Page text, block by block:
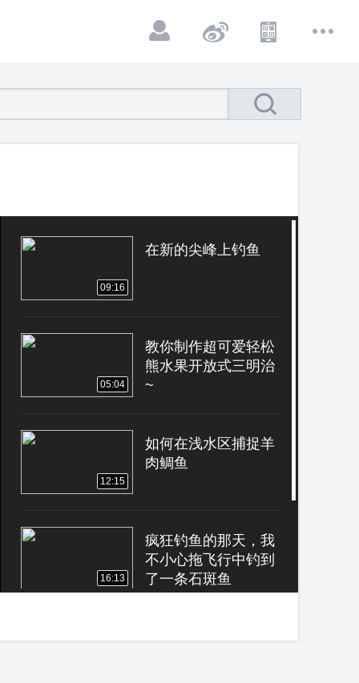
09:16
在新的尖峰上钓鱼
05:04
教你制作超可爱轻松
熊水果开放式三明治
~
12:15
如何在浅水区捕捉羊
肉鲷鱼
16:13
疯狂钓鱼的那天，我
不小心拖飞行中钓到
了一条石斑鱼
日式健康美食—鳄梨